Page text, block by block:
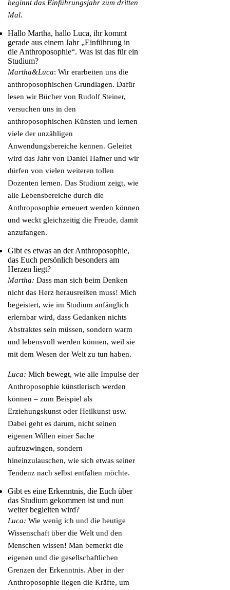
beginnt das Einführungsjahr zum dritten
Mal.
Hallo Martha, hallo Luca, ihr kommt
gerade aus einem Jahr „Einführung in
die Anthroposophie“. Was ist das für ein
Studium?
Martha&Luca: Wir erarbeiten uns die
anthroposophischen Grundlagen. Dafür
lesen wir Bücher von Rudolf Steiner,
versuchen uns in den
anthroposophischen Künsten und lernen
viele der unzähligen
Anwendungsbereiche kennen. Geleitet
wird das Jahr von Daniel Hafner und wir
dürfen von vielen weiteren tollen
Dozenten lernen. Das Studium zeigt, wie
alle Lebensbereiche durch die
Anthroposophie erneuert werden können
und weckt gleichzeitig die Freude, damit
anzufangen.
Gibt es etwas an der Anthroposophie,
das Euch persönlich besonders am
Herzen liegt?
Martha: Dass man sich beim Denken
nicht das Herz herausreißen muss! Mich
begeistert, wie im Studium anfänglich
erlernbar wird, dass Gedanken nichts
Abstraktes sein müssen, sondern warm
und lebensvoll werden können, weil sie
mit dem Wesen der Welt zu tun haben.
Luca: Mich bewegt, wie alle Impulse der
Anthroposophie künstlerisch werden
können – zum Beispiel als
Erziehungskunst oder Heilkunst usw.
Dabei geht es darum, nicht seinen
eigenen Willen einer Sache
aufzuzwingen, sondern
hineinzulauschen, wie sich etwas seiner
Tendenz nach selbst entfalten möchte.
Gibt es eine Erkenntnis, die Euch über
das Studium gekommen ist und nun
weiter begleiten wird?
Luca: Wie wenig ich und die heutige
Wissenschaft über die Welt und den
Menschen wissen! Man bemerkt die
eigenen und die gesellschaftlichen
Grenzen der Erkenntnis. Aber in der
Anthroposophie liegen die Kräfte, um